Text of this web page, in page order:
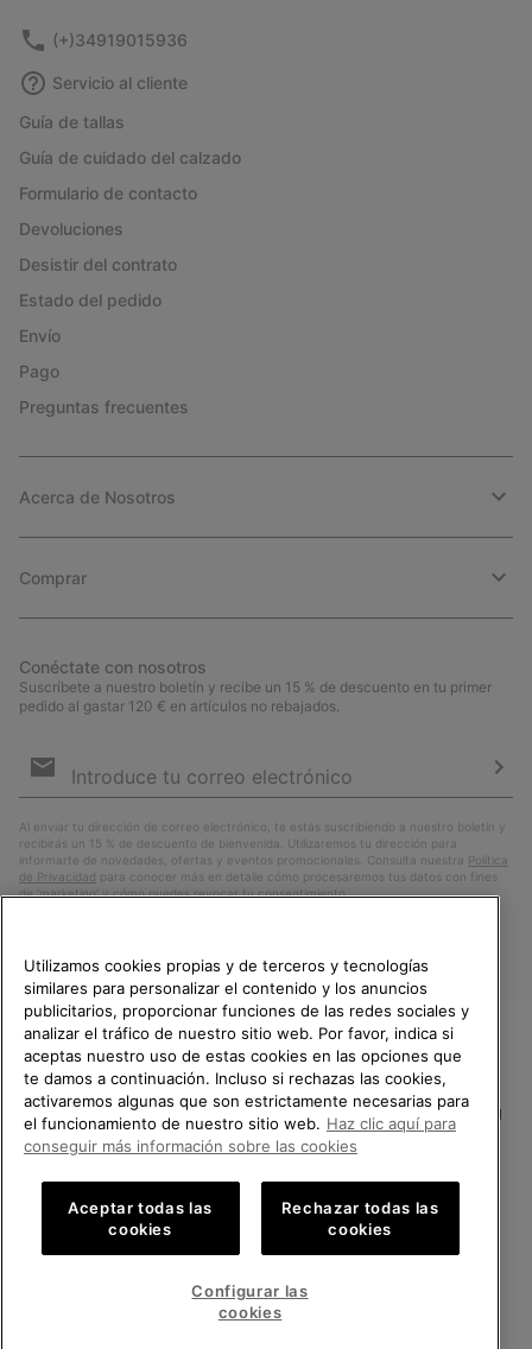
(+)34919015936
Servicio al cliente
Guía de tallas
Guía de cuidado del calzado
Formulario de contacto
Devoluciones
Desistir del contrato
Estado del pedido
Envío
Pago
Preguntas frecuentes
Acerca de Nosotros
Comprar
Conéctate con nosotros
Suscríbete a nuestro boletín y recibe un 15 % de descuento en tu primer
pedido al gastar 120 € en artículos no rebajados.
de
Al enviar tu dirección de correo electrónico, te estás suscribiendo a nuestro boletín y
recibirás un 15 % de descuento de bienvenida. Utilizaremos tu dirección para
informarte de novedades, ofertas y eventos promocionales. Consulta nuestra Política
de Privacidad para conocer más en detalle cómo procesaremos tus datos con fines
de ’marketing’ y cómo puedes revocar tu consentimiento.
España
Política de Privacidad Condiciones De Uso Terminos de Venta
Cookies Impressum Public CBCR
Servicio al cliente: Lu. - Vi. de 9:00 a 13:00 y de 14:00 a 18:00
TE DAMOS LA BIENVENIDA A
SOREL.
POR FAVOR, SELECCIONA TU
PAÍS.
Compras en línea disponibles
United States
Utilizamos cookies propias y de terceros y tecnologías
similares para personalizar el contenido y los anuncios
publicitarios, proporcionar funciones de las redes sociales y
analizar el tráfico de nuestro sitio web. Por favor, indica si
aceptas nuestro uso de estas cookies en las opciones que
te damos a continuación. Incluso si rechazas las cookies,
activaremos algunas que son estrictamente necesarias para
el funcionamiento de nuestro sitio web. Haz clic aquí para
conseguir más información sobre las cookies
Aceptar todas las
cookies
Rechazar todas las
cookies
Configurar las
cookies